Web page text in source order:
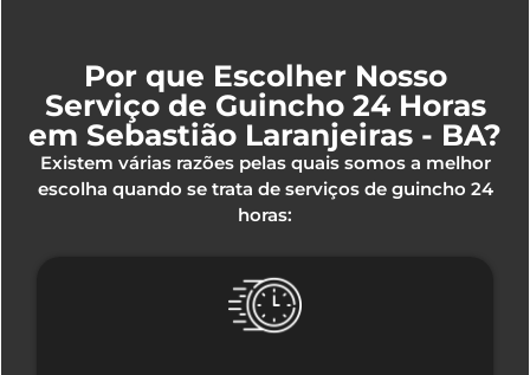
Por que Escolher Nosso
Serviço de Guincho 24 Horas
em Sebastião Laranjeiras - BA?
Existem várias razões pelas quais somos a melhor
escolha quando se trata de serviços de guincho 24
horas: